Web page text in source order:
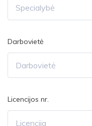
Darbovietė
Licencijos nr.